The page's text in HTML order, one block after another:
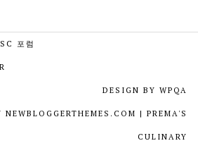
포럼
DESIGN BY WPQA
NEWBLOGGERTHEMES.COM | PREMA'S
CULINARY